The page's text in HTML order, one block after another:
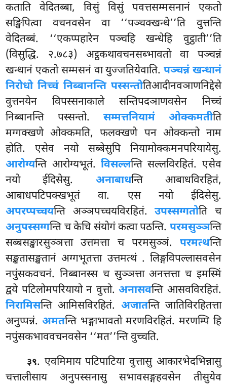
कताति वेदितब्बा, विसुं विसुं पवत्तसम्मसनानं एकतो
सङ्खिपित्वा वचनवसेन वा ‘‘पञ्चक्खन्धे’’ति वुत्तन्ति
वेदितब्बं. ‘‘एकप्पहारेन पञ्चहि खन्धेहि वुट्ठाती’’ति
(विसुद्धि. २.७८३) अट्ठकथावचनसब्भावतो वा पञ्चन्नं
खन्धानं एकतो सम्मसनं वा युज्जतियेवाति.पञ्चन्नं खन्धानं
निरोधो निच्चं निब्बानन्ति पस्सन्तोतिआदीनवञाणनिद्देसे
वुत्तनयेन विपस्सनाकाले सन्तिपदञाणवसेन निच्चं
निब्बानन्ति पस्सन्तो. सम्मत्तनियामं ओक्कमतीति
मग्गक्खणे ओक्कमति, फलक्खणे पन ओक्कन्तो नाम
होति. एसेव नयो सब्बेसुपि नियामोक्कमनपरियायेसु.
आरोग्यन्ति आरोग्यभूतं. विसल्लन्ति सल्लविरहितं. एसेव
नयो ईदिसेसु. अनाबाधन्ति आबाधविरहितं,
आबाधपटिपक्खभूतं वा. एस नयो ईदिसेसु.
अपरप्पच्चयन्ति अञ्ञपच्चयविरहितं.उपस्सग्गतोति च
अनुपस्सग्गन्ति च केचि संयोगं कत्वा पठन्ति. परमसुञ्ञन्ति
सब्बसङ्खारसुञ्ञत्ता उत्तमत्ता च परमसुञ्ञं. परमत्थन्ति
सङ्खतासङ्खतानं अग्गभूतत्ता उत्तमत्थं . लिङ्गविपल्लासवसेन
नपुंसकवचनं. निब्बानस्स च सुञ्ञत्ता अनत्तत्ता च इमस्मिं
द्वये पटिलोमपरियायो न वुत्तो.अनासवन्ति आसवविरहितं.
निरामिसन्ति आमिसविरहितं. अजातन्ति जातिविरहितत्ता
अनुप्पन्नं. अमतन्ति भङ्गाभावतो मरणविरहितं. मरणम्पि हि
नपुंसकभाववचनवसेन ‘‘मत’’न्ति वुच्चति.
३९. एवमिमाय पटिपाटिया वुत्तासु आकारभेदभिन्नासु
चत्तालीसाय अनुपस्सनासु सभावसङ्गहवसेन तीसुयेव